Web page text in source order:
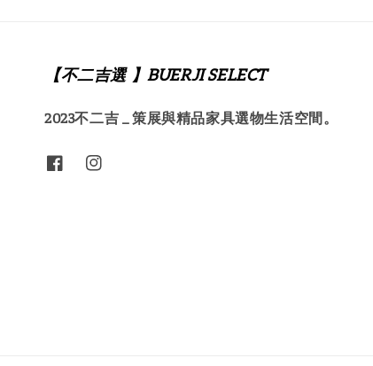
【不二吉選 】BUERJI SELECT
2023不二吉 _ 策展與精品家具選物生活空間。